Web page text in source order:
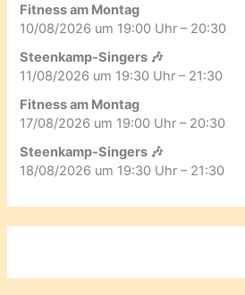
Fitness am Montag
10/08/2026 um 19:00 Uhr – 20:30
Steenkamp-Singers 🎶
11/08/2026 um 19:30 Uhr – 21:30
Fitness am Montag
17/08/2026 um 19:00 Uhr – 20:30
Steenkamp-Singers 🎶
18/08/2026 um 19:30 Uhr – 21:30